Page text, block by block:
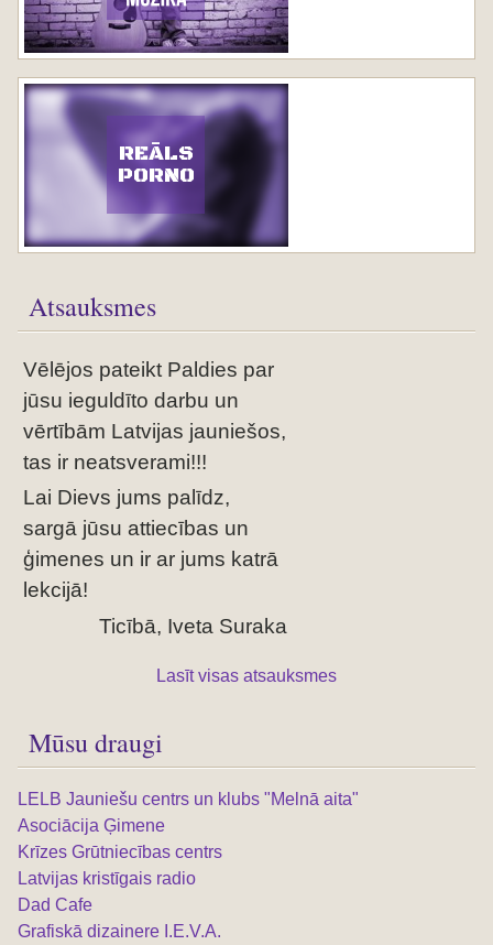
REĀLS
PORNO
Atsauksmes
Vēlējos pateikt Paldies par
jūsu ieguldīto darbu un
vērtībām Latvijas jauniešos,
tas ir neatsverami!!!
Lai Dievs jums palīdz,
sargā jūsu attiecības un
ģimenes un ir ar jums katrā
lekcijā!
Ticībā, Iveta Suraka
Lasīt visas atsauksmes
Mūsu draugi
LELB Jauniešu centrs un klubs "Melnā aita"
Asociācija Ģimene
Krīzes Grūtniecības centrs
Latvijas kristīgais radio
Dad Cafe
Grafiskā dizainere I.E.V.A.